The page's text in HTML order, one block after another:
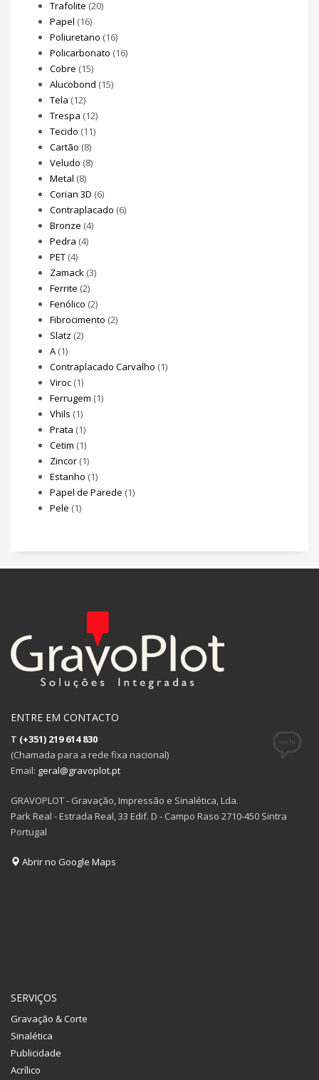
Trafolite (20)
Papel (16)
Poliuretano (16)
Policarbonato (16)
Cobre (15)
Alucobond (15)
Tela (12)
Trespa (12)
Tecido (11)
Cartão (8)
Veludo (8)
Metal (8)
Corian 3D (6)
Contraplacado (6)
Bronze (4)
Pedra (4)
PET (4)
Zamack (3)
Ferrite (2)
Fenólico (2)
Fibrocimento (2)
Slatz (2)
A (1)
Contraplacado Carvalho (1)
Viroc (1)
Ferrugem (1)
Vhils (1)
Prata (1)
Cetim (1)
Zincor (1)
Estanho (1)
Papel de Parede (1)
Pele (1)
ENTRE EM CONTACTO
T (+351) 219 614 830
(Chamada para a rede fixa nacional)
Email: geral@gravoplot.pt
GRAVOPLOT - Gravação, Impressão e Sinalética, Lda.
Park Real - Estrada Real, 33 Edif. D - Campo Raso 2710-450 Sintra
Portugal
Abrir no Google Maps
SERVIÇOS
Gravação & Corte
Sinalética
Publicidade
Acrílico